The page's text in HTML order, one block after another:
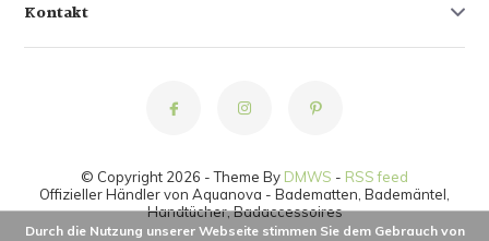
Kontakt
© Copyright 2026 - Theme By DMWS - RSS feed
Offizieller Händler von Aquanova - Badematten, Bademäntel,
Handtücher, Badaccessoires
Durch die Nutzung unserer Webseite stimmen Sie dem Gebrauch von